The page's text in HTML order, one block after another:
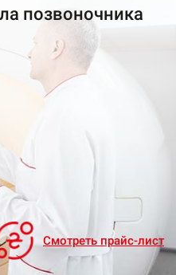
позвоночника
Смотреть прайс-лист